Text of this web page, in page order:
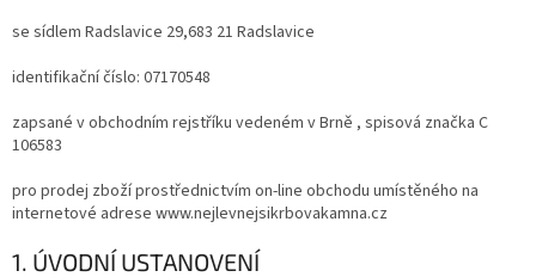
se sídlem Radslavice 29,683 21 Radslavice
identifikační číslo: 07170548
zapsané v obchodním rejstříku vedeném v Brně , spisová značka C
106583
pro prodej zboží prostřednictvím on-line obchodu umístěného na
internetové adrese www.nejlevnejsikrbovakamna.cz
1. ÚVODNÍ USTANOVENÍ